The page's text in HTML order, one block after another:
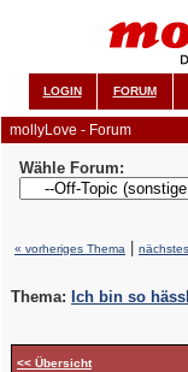
LOGIN FORUM
mollyLove - Forum
Wähle Forum:
« vorheriges Thema
Thema: Ich bin so
<< Übersicht